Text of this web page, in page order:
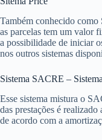
Também conhecido como
as parcelas tem um valor
a possibilidade de iniciar
nos outros sistemas
Sistema SACRE –
Esse sistema mistura o
das prestações é
de acordo com a